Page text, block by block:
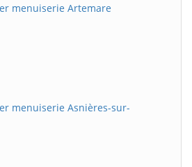
menuiserie Artemare
menuiserie Asnières-sur-